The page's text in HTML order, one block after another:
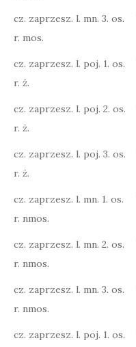
cz. zaprzesz. l. mn. 3. os.
r. mos.
cz. zaprzesz. l. poj. 1. os.
r. ż.
cz. zaprzesz. l. poj. 2. os.
r. ż.
cz. zaprzesz. l. poj. 3. os.
r. ż.
cz. zaprzesz. l. mn. 1. os.
r. nmos.
cz. zaprzesz. l. mn. 2. os.
r. nmos.
cz. zaprzesz. l. mn. 3. os.
r. nmos.
cz. zaprzesz. l. poj. 1. os.